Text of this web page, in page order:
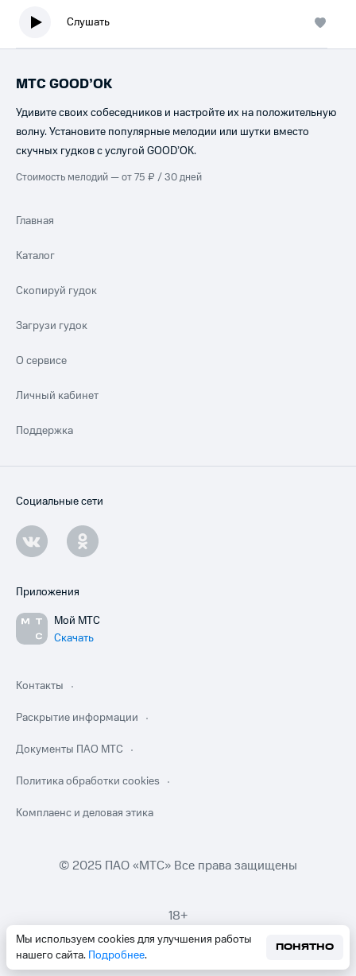
Слушать
Мы используем cookies для улучшения работы
нашего сайта. Подробнее.
ПОНЯТНО
МТС GOOD’OK
Удивите своих собеседников и настройте их на положительную
волну. Установите популярные мелодии или шутки вместо
скучных гудков с услугой GOOD’OK.
Стоимость мелодий — от 75 ₽ / 30 дней
Главная
Каталог
Скопируй гудок
Загрузи гудок
О сервисе
Личный кабинет
Поддержка
Социальные сети
Приложения
Мой МТС
Скачать
Контакты
Раскрытие информации
Документы ПАО МТС
Политика обработки cookies
Комплаенс и деловая этика
© 2025 ПАО «МТС» Все права защищены
18+